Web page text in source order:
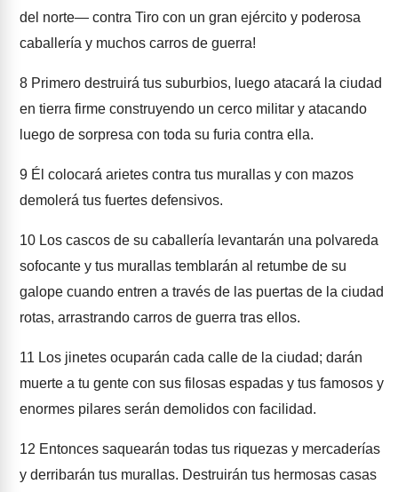
del norte— contra Tiro con un gran ejército y poderosa
caballería y muchos carros de guerra!
8 Primero destruirá tus suburbios, luego atacará la ciudad
en tierra firme construyendo un cerco militar y atacando
luego de sorpresa con toda su furia contra ella.
9 Él colocará arietes contra tus murallas y con mazos
demolerá tus fuertes defensivos.
10 Los cascos de su caballería levantarán una polvareda
sofocante y tus murallas temblarán al retumbe de su
galope cuando entren a través de las puertas de la ciudad
rotas, arrastrando carros de guerra tras ellos.
11 Los jinetes ocuparán cada calle de la ciudad; darán
muerte a tu gente con sus filosas espadas y tus famosos y
enormes pilares serán demolidos con facilidad.
12 Entonces saquearán todas tus riquezas y mercaderías
y derribarán tus murallas. Destruirán tus hermosas casas